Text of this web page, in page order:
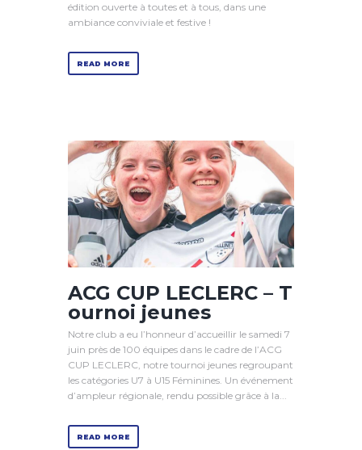
édition ouverte à toutes et à tous, dans une
ambiance conviviale et festive !
READ MORE
ACG CUP LECLERC – T
ournoi jeunes
Notre club a eu l’honneur d’accueillir le samedi 7
juin près de 100 équipes dans le cadre de l’ACG
CUP LECLERC, notre tournoi jeunes regroupant
les catégories U7 à U15 Féminines. Un événement
d’ampleur régionale, rendu possible grâce à la...
READ MORE